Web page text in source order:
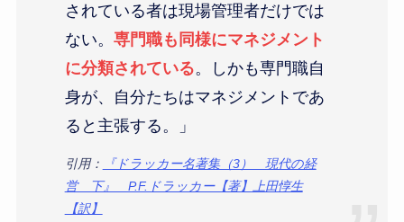
されている者は現場管理者だけでは
ない。 専門職も同様にマネジメント
に分類されている。しかも専門職自
身が、自分たちはマネジメントであ
ると主張する。」
引用：
『ドラッカー名著集（3） 現代の経
営 下』 P.F.ドラッカー【著】上田惇生
【訳】